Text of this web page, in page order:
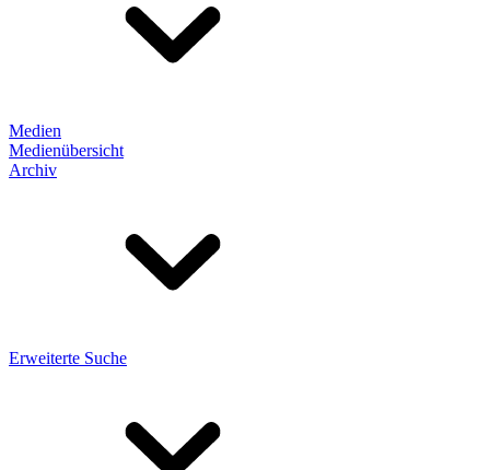
Medien
Medienübersicht
Archiv
Erweiterte Suche